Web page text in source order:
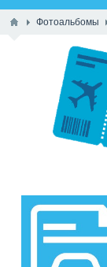
Фотоальбомы